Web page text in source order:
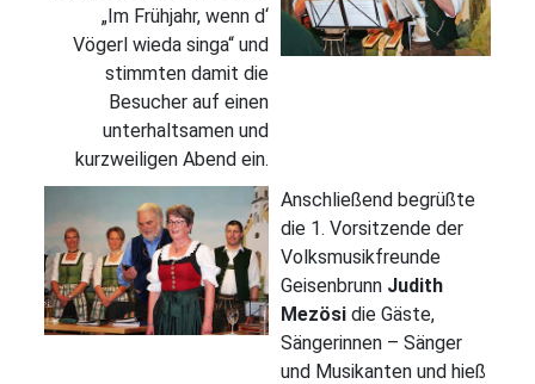
„Im Frühjahr, wenn d‘
Vögerl wieda singa“ und
stimmten damit die
Besucher auf einen
unterhaltsamen und
kurzweiligen Abend ein.
Anschließend begrüßte
die 1. Vorsitzende der
Volksmusikfreunde
Geisenbrunn Judith
Mezösi die Gäste,
Sängerinnen – Sänger
und Musikanten und hieß